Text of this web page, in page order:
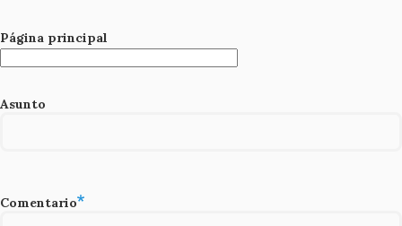
Página principal
Asunto
Comentario